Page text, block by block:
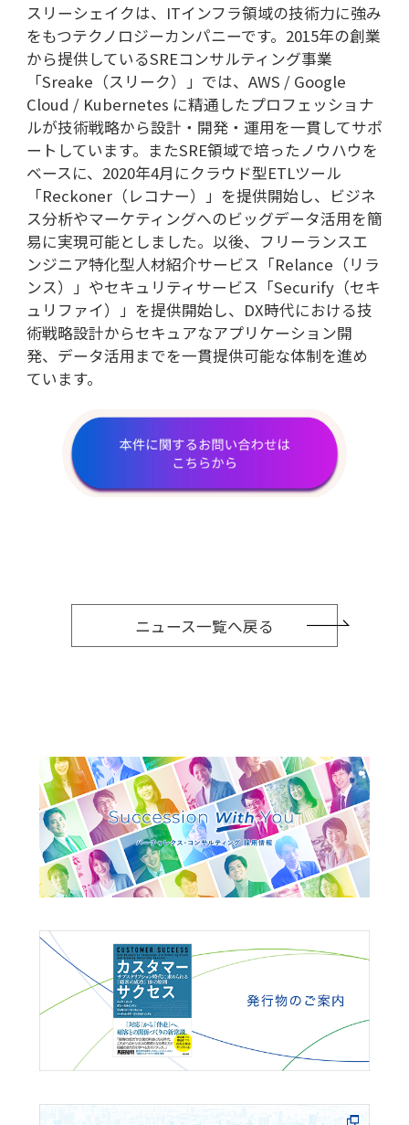
スリーシェイクは、 ITインフラ領域の技術力に強み
をもつテクノロジーカンパニーです。 2015年の創業
から提供しているSREコンサルティング事業
「Sreake （スリーク）」では、 AWS / Google
Cloud / Kubernetes に精通したプロフェッショナ
ルが技術戦略から設計・開発・運用を一貫してサポ
ートしています。またSRE領域で培ったノウハウを
ベースに、 2020年4月にクラウド型ETLツール
「Reckoner（レコナー）」を提供開始し、ビジネ
ス分析やマーケティングへのビッグデータ活用を簡
易に実現可能としました。以後、フリーランスエ
ンジニア特化型人材紹介サービス「Relance （リラ
ンス）」やセキュリティサービス「Securify（セキ
ュリファイ）」を提供開始し、 DX時代における技
術戦略設計からセキュアなアプリケーション開
発、データ活用までを一貫提供可能な体制を進め
ています。
ニュース一覧へ戻る